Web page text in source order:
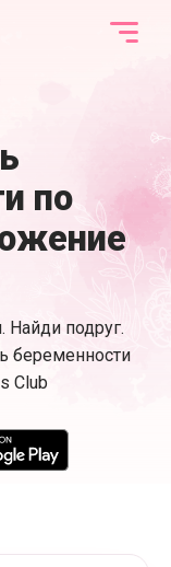
по
Найди подруг.
беременности
Club